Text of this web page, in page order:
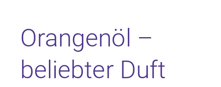
Orangenöl –
beliebter Duft